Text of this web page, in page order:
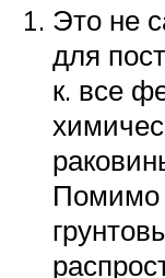
Это не
для
к. все
Помимо